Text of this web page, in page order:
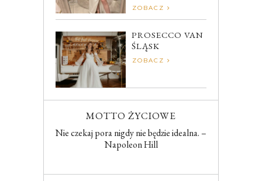
ZOBACZ
PROSECCO VAN
ŚLĄSK
ZOBACZ
MOTTO ŻYCIOWE
Nie czekaj pora nigdy nie będzie idealna. –
Napoleon Hill